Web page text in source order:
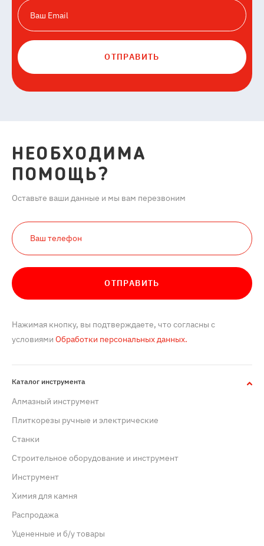
ОТПРАВИТЬ
НЕОБХОДИМА
ПОМОЩЬ?
Оставьте ваши данные и мы вам перезвоним
ОТПРАВИТЬ
Нажимая кнопку, вы подтверждаете, что согласны с
условиями Обработки персональных данных.
Каталог инструмента
Алмазный инструмент
Плиткорезы ручные и электрические
Станки
Строительное оборудование и инструмент
Инструмент
Химия для камня
Распродажа
Уцененные и б/у товары